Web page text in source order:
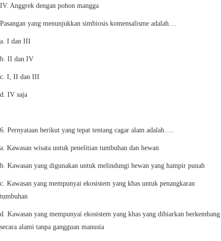
IV. Anggrek dengan pohon mangga
Pasangan yang menunjukkan simbiosis komensalisme adalah....
a. I dan III
b. II dan IV
c. I, II dan III
d. IV saja
6. Pernyataan berikut yang tepat tentang cagar alam adalah.....
a. Kawasan wisata untuk penelitian tumbuhan dan hewan
b. Kawasan yang digunakan untuk melindungi hewan yang hampir punah
c. Kawasan yang mempunyai ekosistem yang khas untuk penangkaran
tumbuhan
d. Kawasan yang mempunyai ekosistem yang khas yang dibiarkan berkembang
secara alami tanpa gangguan manusia